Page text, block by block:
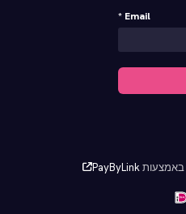
Email *
באמצעותPayByLink